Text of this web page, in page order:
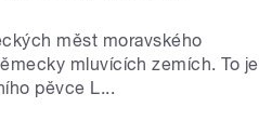
měst moravského
mluvících zemích. To je
pěvce L...